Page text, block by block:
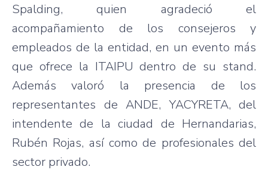
Spalding, quien agradeció el
acompañamiento de los consejeros y
empleados de la entidad, en un evento más
que ofrece la ITAIPU dentro de su stand.
Además valoró la presencia de los
representantes de ANDE, YACYRETA, del
intendente de la ciudad de Hernandarias,
Rubén Rojas, así como de profesionales del
sector privado.